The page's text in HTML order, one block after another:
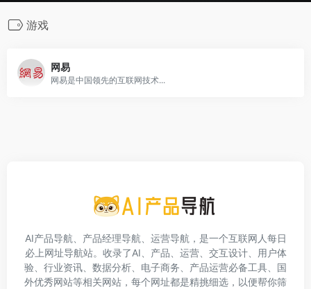
游戏
网易
网易是中国领先的互联网技术...
AI产品导航、产品经理导航、运营导航，是一个互联网人每日
必上网址导航站。收录了AI、产品、运营、交互设计、用户体
验、行业资讯、数据分析、电子商务、产品运营必备工具、国
外优秀网站等相关网站，每个网址都是精挑细选，以便帮你筛